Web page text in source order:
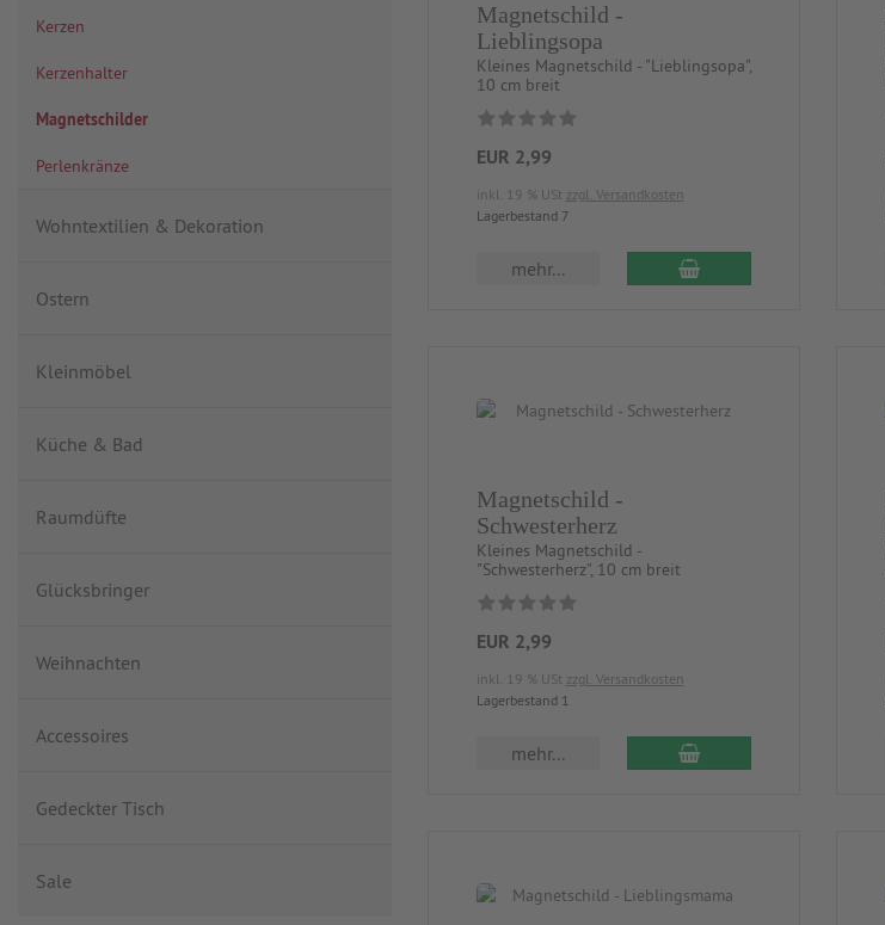
Magnetschild -
Lieblingsopa
Kleines Magnetschild - "Lieblingsopa",
10 cm breit
EUR 2,99
inkl. 19 % USt zzgl. Versandkosten
Lagerbestand 7
mehr...
Magnetschild -
Schwesterherz
Kleines Magnetschild -
"Schwesterherz", 10 cm breit
EUR 2,99
inkl. 19 % USt zzgl. Versandkosten
Lagerbestand 1
mehr...
Kerzen
Kerzenhalter
Magnetschilder
Perlenkränze
Wohntextilien & Dekoration
Ostern
Kleinmöbel
Küche & Bad
Raumdüfte
Glücksbringer
Weihnachten
Accessoires
Gedeckter Tisch
Sale